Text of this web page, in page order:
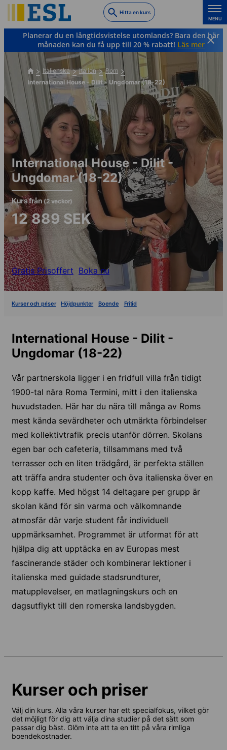
to
main
content
Hitta en kurs
MENU
Planerar du en långtidsvistelse utomlands? Bara den här
månaden kan du få upp till 20 % rabatt! Läs mer
Italienska Italien
Rom
International House - Dilit - Ungdomar (18-22)
International House - Dilit -
Ungdomar (18-22)
Kurs från(2 veckor)
12 889 SEK
Gratis Prisoffert Boka nu
Kurser och priser Höjdpunkter Boende Fritid
International House - Dilit -
Ungdomar (18-22)
Vår partnerskola ligger i en fridfull villa från tidigt
1900-tal nära Roma Termini, mitt i den italienska
huvudstaden. Här har du nära till många av Roms
mest kända sevärdheter och utmärkta förbindelser
med kollektivtrafik precis utanför dörren. Skolans
egen bar och cafeteria, tillsammans med två
terrasser och en liten trädgård, är perfekta ställen
att träffa andra studenter och öva italienska över en
kopp kaffe. Med högst 14 deltagare per grupp är
skolan känd för sin varma och välkomnande
atmosfär där varje student får individuell
uppmärksamhet. Programmet är utformat för att
hjälpa dig att upptäcka en av Europas mest
fascinerande städer och kombinerar lektioner i
italienska med guidade stadsrundturer,
matupplevelser, en matlagningskurs och en
dagsutflykt till den romerska landsbygden.
Kurser och priser
Välj din kurs. Alla våra kurser har ett specialfokus, vilket gör
det möjligt för dig att välja dina studier på det sätt som
passar dig bäst. Glöm inte att ta en titt på våra rimliga
boendekostnader.